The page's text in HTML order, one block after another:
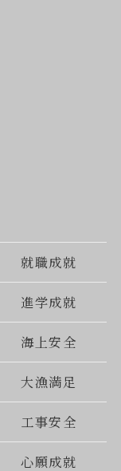
就職成就
進学成就
海上安全
大漁満足
工事安全
心願成就